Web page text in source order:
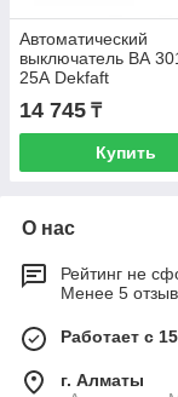
Автоматический
выключатель ВА
25А Dekfaft
14 745 ₸
Купить
О нас
Рейтинг не
Менее 5
Работает с
г. Алматы